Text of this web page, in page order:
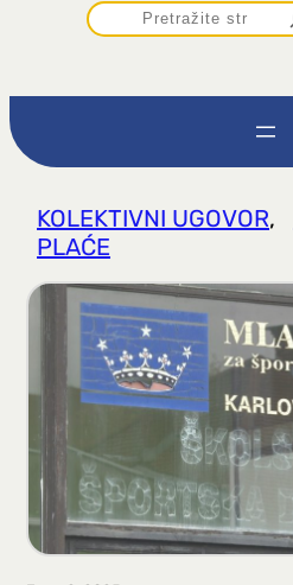
P
r
t
r
a
g
a
KOLEKTIVNI UGOVOR,
PLAĆE